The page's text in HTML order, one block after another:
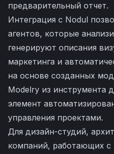
предварительный отчет.
Интеграция с Nodul
агентов, которые
генерируют описания
маркетинга и
на основе созданных
Modelry из инструмента
элемент
управления проектами.
Для дизайн-студий,
компаний, работающих с